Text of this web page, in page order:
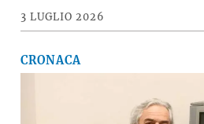
3 LUGLIO 2026
CRONACA